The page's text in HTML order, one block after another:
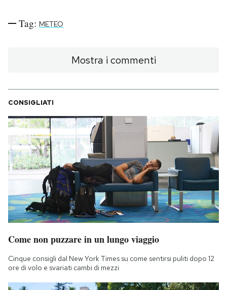
Tag: METEO
Mostra i commenti
CONSIGLIATI
Come non puzzare in un lungo viaggio
Cinque consigli dal New York Times su come sentirsi puliti dopo 12
ore di volo e svariati cambi di mezzi